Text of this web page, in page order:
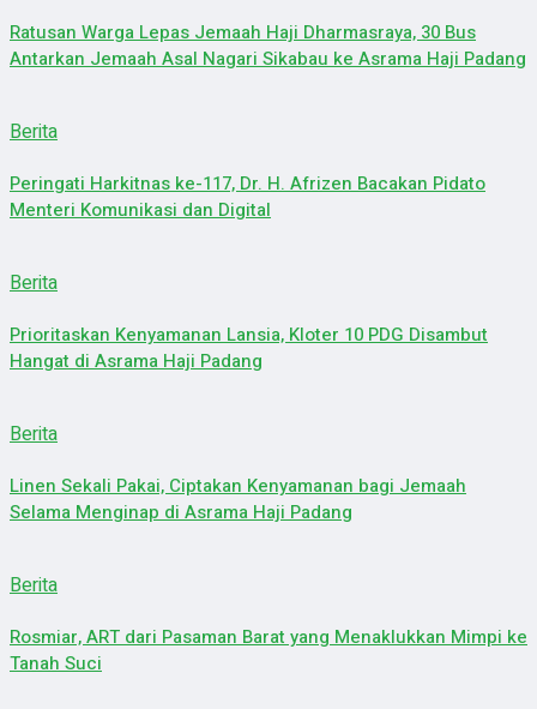
Ratusan Warga Lepas Jemaah Haji Dharmasraya, 30 Bus
Antarkan Jemaah Asal Nagari Sikabau ke Asrama Haji Padang
Berita
Peringati Harkitnas ke-117, Dr. H. Afrizen Bacakan Pidato
Menteri Komunikasi dan Digital
Berita
Prioritaskan Kenyamanan Lansia, Kloter 10 PDG Disambut
Hangat di Asrama Haji Padang
Berita
Linen Sekali Pakai, Ciptakan Kenyamanan bagi Jemaah
Selama Menginap di Asrama Haji Padang
Berita
Rosmiar, ART dari Pasaman Barat yang Menaklukkan Mimpi ke
Tanah Suci